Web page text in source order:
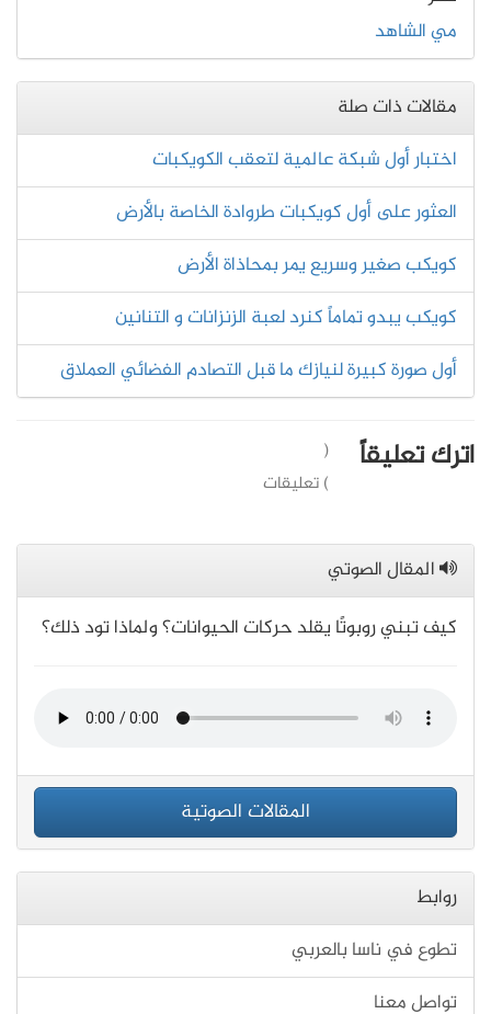
مي الشاهد
مقالات ذات صلة
اختبار أول شبكة عالمية لتعقب الكويكبات
العثور على أول كويكبات طروادة الخاصة بالأرض
كويكب صغير وسريع يمر بمحاذاة الأرض
كويكب يبدو تماماً كنرد لعبة الزنزانات و التنانين
أول صورة كبيرة لنيازك ما قبل التصادم الفضائي العملاق
اترك تعليقاً
(
) تعليقات
المقال الصوتي
كيف تبني روبوتًا يقلد حركات الحيوانات؟ ولماذا تود ذلك؟
المقالات الصوتية
روابط
تطوع في ناسا بالعربي
تواصل معنا